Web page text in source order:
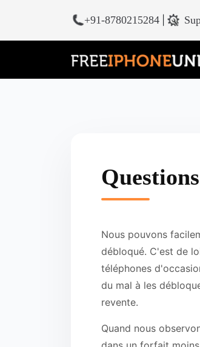
+91-8780215284
Nous pouvons
débloqué. C'est de
téléphones
du mal à les
revente.
Quand nous